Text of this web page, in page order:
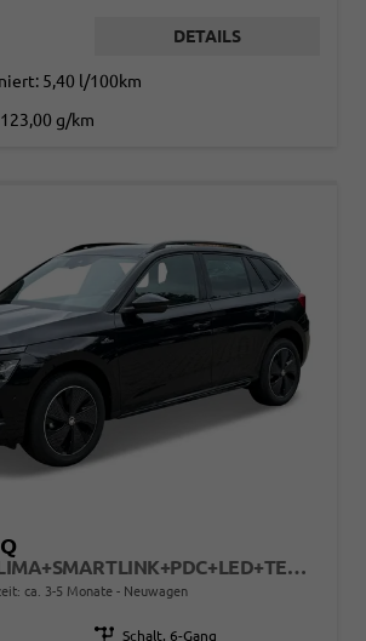
DETAILS
5,40 l/100km
123,00 g/km
EXTRA SHZ+KLIMA+SMARTLINK+PDC+LED+TEMPOMAT
ca. 3-5 Monate Neuwagen
Getriebe Schalt. 6-Gang